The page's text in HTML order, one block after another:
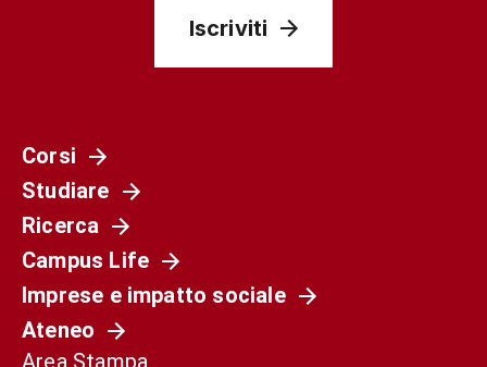
Iscriviti
Corsi
Studiare
Ricerca
Campus Life
Imprese e impatto sociale
Ateneo
Area Stampa